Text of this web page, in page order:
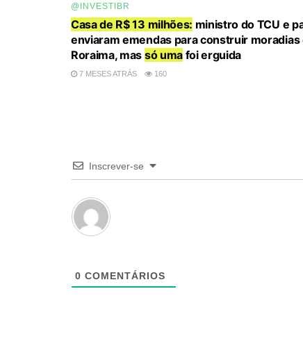
@INVESTIBR
Casa de R$ 13 milhões: ministro do TCU e
enviaram emendas para construir moradias
Roraima, mas só umafoi erguida
7 MESES ATRÁS 160
Inscrever-se
0 COMENTÁRIOS